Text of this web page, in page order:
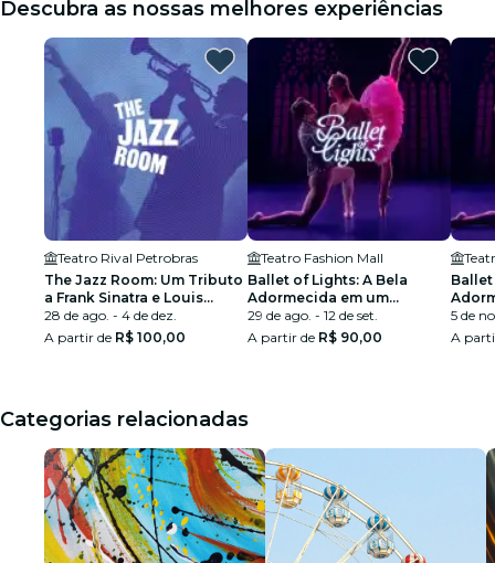
Descubra as nossas melhores experiências
Teatro Rival Petrobras
The Jazz Room: Um Tributo
a Frank Sinatra e Louis
Armstrong
28 de ago. - 4 de dez.
A partir de R$ 100,00
Teatro Fashion Mall
Ballet of Lights: A Bela
Adormecida em um
espetáculo cintilante
29 de ago. - 12 de set.
A partir de R$ 90,00
Ballet
5 de
A
Categorias relacionadas